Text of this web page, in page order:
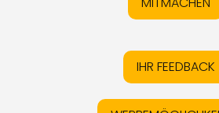
IHR FEEDBACK